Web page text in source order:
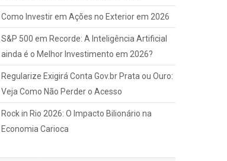
Como Investir em Ações no Exterior em 2026
S&P 500 em Recorde: A Inteligência Artificial
ainda é o Melhor Investimento em 2026?
Regularize Exigirá Conta Gov.br Prata ou Ouro:
Veja Como Não Perder o Acesso
Rock in Rio 2026: O Impacto Bilionário na
Economia Carioca